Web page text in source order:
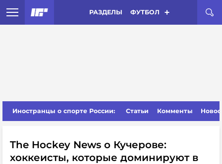
РАЗДЕЛЫ ФУТБОЛ
Иностранцы о спорте России: Статьи Комменты
The Hockey News о Кучерове:
хоккеисты, которые доминируют в